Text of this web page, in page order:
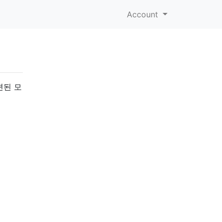
Account
된 모